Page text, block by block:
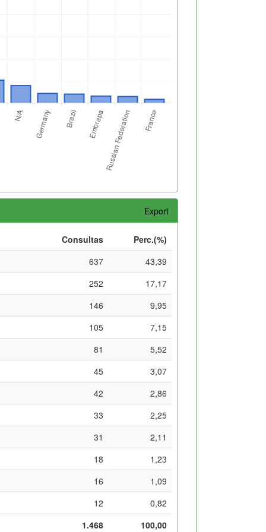
Export
Consultas
Perc.(%)
637
43,39
252
17,17
146
9,95
105
7,15
81
5,52
45
3,07
42
2,86
33
2,25
31
2,11
18
1,23
16
1,09
12
0,82
1.468
100,00